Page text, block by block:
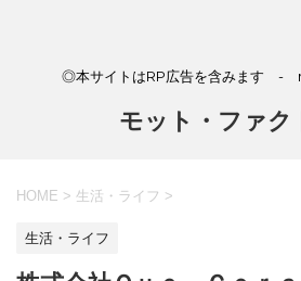
◎本サイトはRP広告を含みます
モット・ファク
HOME > 生活・ライフ >
生活・ライフ